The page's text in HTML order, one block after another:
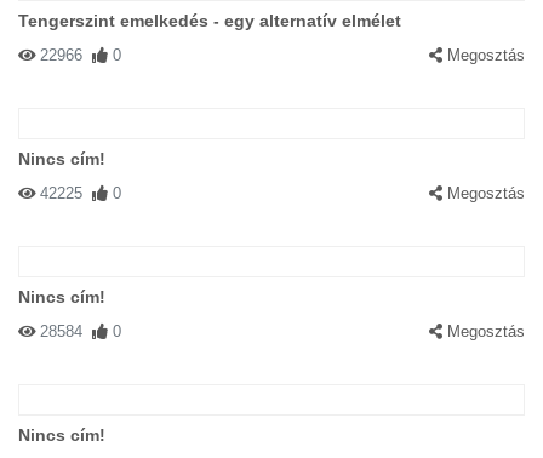
Tengerszint emelkedés - egy alternatív elmélet
22966 0 Megosztás
Nincs cím!
42225 0 Megosztás
Nincs cím!
28584 0 Megosztás
Nincs cím!